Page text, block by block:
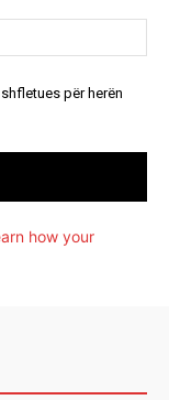
për herën
how your